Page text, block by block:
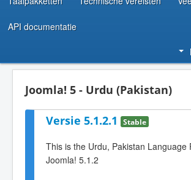
API documentatie
Joomla! 5 - Urdu (Pakistan)
Versie 5.1.2.1 Stable
This is the Urdu, Pakistan Language
Joomla! 5.1.2